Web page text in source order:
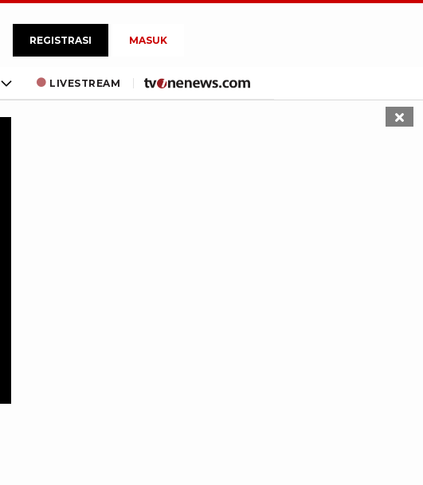
REGISTRASI MASUK
LIVESTREAM